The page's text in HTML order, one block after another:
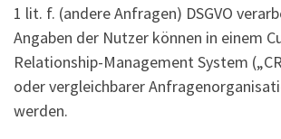
1 lit. f. (andere Anfragen) DSGVO
Angaben der Nutzer können in einem
Relationship-Management System
oder vergleichbarer
werden.